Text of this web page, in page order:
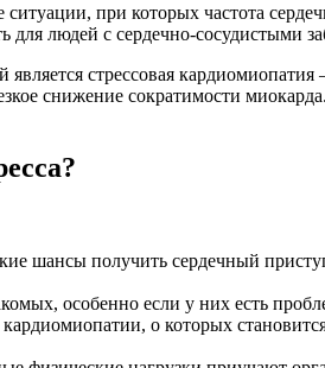
при которых частота
людей с сердечно-сосудистыми
стрессовая
снижение сократимости
шансы получить сердечный
особенно если у них есть
о которых